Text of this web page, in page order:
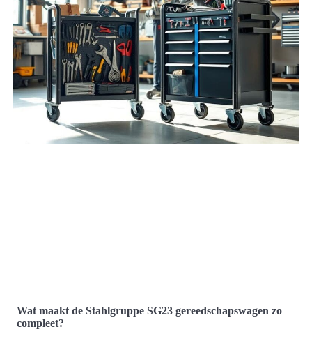
Wat maakt de Stahlgruppe SG23 gereedschapswagen zo
compleet?